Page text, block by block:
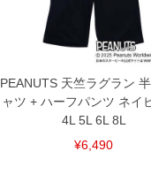
[ボトム]
サイズ/ウエスト/股下/わた
3L/95～110/73/42/135/108
4L/105～120/73/45/145/110
5L/115～130/74/48/155/112
6L/125～140/75/51/165/114
8L/145～160/77/57/185/118
※【返品交換について】
PEANUTS 天竺ラグラン
ャツ + ハーフパンツ ネイ
4L 5L 6L 8L
¥6,490